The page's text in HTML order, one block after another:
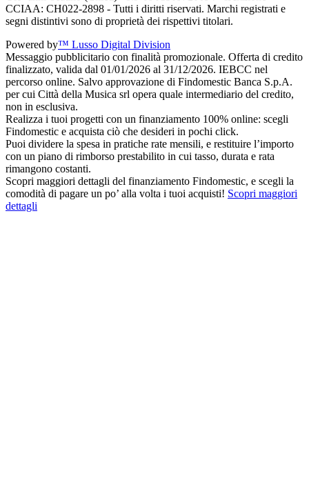
CCIAA: CH022-2898 - Tutti i diritti riservati. Marchi registrati e
segni distintivi sono di proprietà dei rispettivi titolari.
Powered by™ Lusso Digital Division
Messaggio pubblicitario con finalità promozionale. Offerta di credito
finalizzato, valida dal 01/01/2026 al 31/12/2026. IEBCC nel
percorso online. Salvo approvazione di Findomestic Banca S.p.A.
per cui Città della Musica srl opera quale intermediario del credito,
non in esclusiva.
Realizza i tuoi progetti con un finanziamento 100% online: scegli
Findomestic e acquista ciò che desideri in pochi click.
Puoi dividere la spesa in pratiche rate mensili, e restituire l’importo
con un piano di rimborso prestabilito in cui tasso, durata e rata
rimangono costanti.
Scopri maggiori dettagli del finanziamento Findomestic, e scegli la
comodità di pagare un po’ alla volta i tuoi acquisti! Scopri maggiori
dettagli